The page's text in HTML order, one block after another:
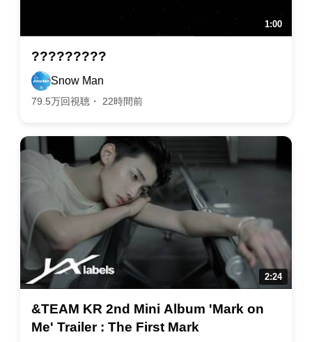
?????????
Snow Man
79.5万回視聴・ 22時間前
&TEAM KR 2nd Mini Album 'Mark on
Me' Trailer : The First Mark